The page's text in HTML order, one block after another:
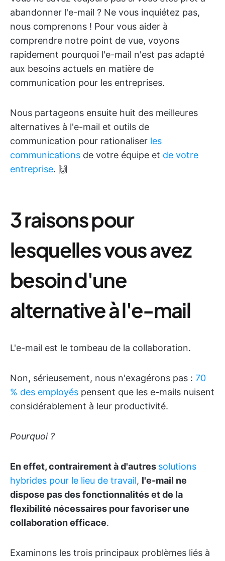
abandonner l'e-mail ? Ne vous inquiétez pas,
nous comprenons ! Pour vous aider à
comprendre notre point de vue, voyons
rapidement pourquoi l'e-mail n'est pas adapté
aux besoins actuels en matière de
communication pour les entreprises.
Nous partageons ensuite huit des meilleures
alternatives à l'e-mail et outils de
communication pour rationaliser les
communications de votre équipe et de votre
entreprise. 🙌
3 raisons pour
lesquelles vous avez
besoin d'une
alternative à l'e-mail
L'e-mail est le tombeau de la collaboration.
Non, sérieusement, nous n'exagérons pas : 70
% des employés pensent que les e-mails nuisent
considérablement à leur productivité.
Pourquoi ?
En effet, contrairement à d'autres solutions
hybrides pour le lieu de travail, l'e-mail ne
dispose pas des fonctionnalités et de la
flexibilité nécessaires pour favoriser une
collaboration efficace.
Examinons les trois principaux problèmes liés à